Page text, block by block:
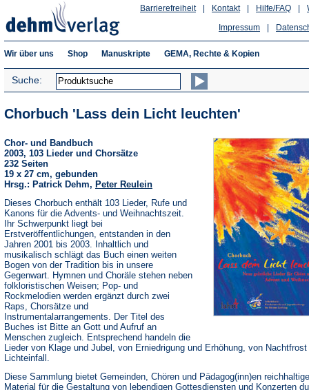
Hilfe/FAQ
Kontakt
Barrierefreiheit
Impressum
Wir über uns Shop Manuskripte GEMA, Rechte & Kopien
Suche:
Chorbuch 'Lass dein Licht leuchten'
Chor- und Bandbuch
2003, 103 Lieder und Chorsätze
232 Seiten
19 x 27 cm, gebunden
Hrsg.: Patrick Dehm, Peter Reulein
Dieses Chorbuch enthält 103 Lieder, Rufe und
Kanons für die Advents- und Weihnachtszeit.
Ihr Schwerpunkt liegt bei
Erstveröffentlichungen, entstanden in den
Jahren 2001 bis 2003. Inhaltlich und
musikalisch schlägt das Buch einen weiten
Bogen von der Tradition bis in unsere
Gegenwart. Hymnen und Choräle stehen neben
folkloristischen Weisen; Pop- und
Rockmelodien werden ergänzt durch zwei
Raps, Chorsätze und
Instrumentalarrangements. Der Titel des
Buches ist Bitte an Gott und Aufruf an
Menschen zugleich. Entsprechend handeln die
Lieder von Klage und Jubel, von Erniedrigung und Erhöhung, von Nachtfrost
Lichteinfall.
Diese Sammlung bietet Gemeinden, Chören und Pädagog(inn)en
Material für die Gestaltung von lebendigen Gottesdiensten und Konzerten